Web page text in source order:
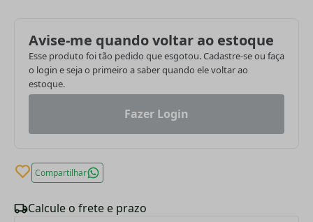
Avise-me quando voltar ao estoque
Esse produto foi tão pedido que esgotou. Cadastre-se ou faça
o login e seja o primeiro a saber quando ele voltar ao
estoque.
Fazer Login
Compartilhar
Calcule o frete e prazo